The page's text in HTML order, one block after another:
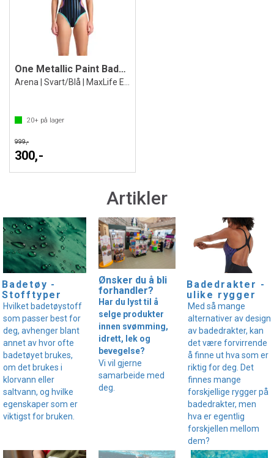
One Metallic Paint Badedrakt
20+ på lager
999,-
300,-
Artikler
Badetøy -
Stofftyper
Hvilket badetøystoff
som passer best for
deg, avhenger blant
annet av hvor ofte
badetøyet brukes,
om det brukes i
klorvann eller
saltvann, og hvilke
egenskaper som er
viktigst for bruken.
Ønsker du å bli
forhandler?
Har du lyst til å
selge produkter
innen svømming,
idrett, lek og
bevegelse?
Vi vil gjerne
samarbeide med
deg.
Badedrakter -
ulike rygger
Med så mange
alternativer av design
av badedrakter, kan
det være forvirrende
å finne ut hva som er
riktig for deg. Det
finnes mange
forskjellige rygger på
badedrakter, men
hva er egentlig
forskjellen mellom
dem?